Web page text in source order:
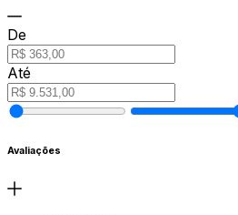
De
Até
Avaliações